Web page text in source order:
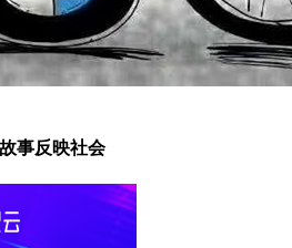
事反映社会